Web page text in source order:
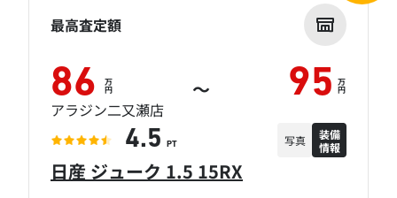
日産 ジューク 1.5 15RX
最高査定額
86 万
円 ～ 95 万
円
アラジン二又瀬店
4.5 PT 写真
装備
情報